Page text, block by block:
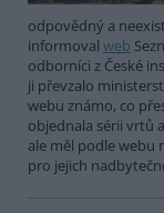
odpovědný a
informoval web
odborníci z České
ji převzalo
webu známo, co
objednala sérii vrtů
ale měl podle webu
pro jejich